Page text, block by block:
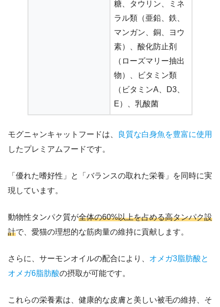
糖、タウリン、ミネ
ラル類（亜鉛、鉄、
マンガン、銅、ヨウ
素）、酸化防止剤
（ローズマリー抽出
物）、ビタミン類
（ビタミンA、D3、
E）、乳酸菌
モグニャンキャットフードは、
良質な白身魚を豊富に使用
したプレミアムフードです。
「優れた嗜好性」と「バランスの取れた栄養」を同時に実
現しています。
動物性タンパク質が全体の60%以上を占める高タンパク設
計で、愛猫の理想的な筋肉量の維持に貢献します。
さらに、サーモンオイルの配合により、 オメガ3脂肪酸と
オメガ6脂肪酸の摂取が可能です。
これらの栄養素は、健康的な皮膚と美しい被毛の維持、そ